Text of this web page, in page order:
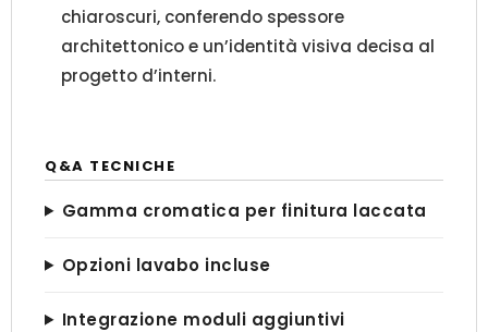
chiaroscuri, conferendo spessore
architettonico e un’identità visiva decisa al
progetto d’interni.
Q&A TECNICHE
Gamma cromatica per finitura laccata
Opzioni lavabo incluse
Integrazione moduli aggiuntivi